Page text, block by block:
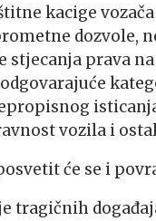
kacige
dozvole,
stjecanja prava
vozila i
će se i
tragičnih